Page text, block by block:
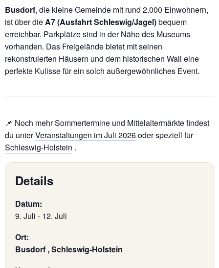
Busdorf, die kleine Gemeinde mit rund 2.000 Einwohnern,
ist über die A7 (Ausfahrt Schleswig/Jagel)bequem
erreichbar. Parkplätze sind in der Nähe des Museums
vorhanden. Das Freigelände bietet mit seinen
rekonstruierten Häusern und dem historischen Wall eine
perfekte Kulisse für ein solch außergewöhnliches Event.
📌 Noch mehr Sommertermine und Mittelaltermärkte findest
du unterVeranstaltungen im Juli 2026oder speziell für
Schleswig-Holstein .
Details
Datum:
9. Juli - 12. Juli
Ort:
Busdorf , Schleswig-Holstein